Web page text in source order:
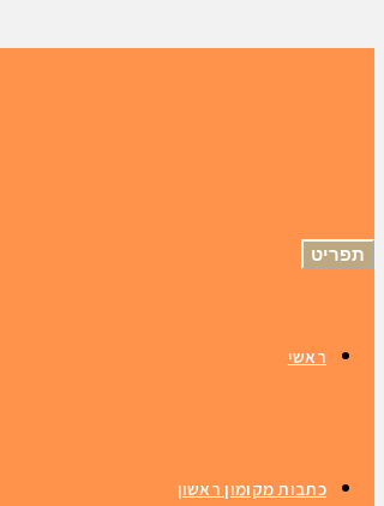
תפריט
ראשי
כתבות מקומון ראשון